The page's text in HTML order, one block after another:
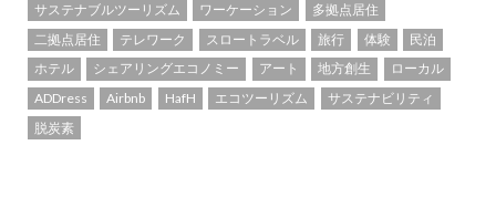
サステナブルツーリズム ワーケーション
多拠点居住
二拠点居住
テレワーク スロートラベル 旅行 体験
民泊
ホテル
シェアリングエコノミー アート 地方創生
ローカル
ADDress
Airbnb HafH エコツーリズム
サステナビリティ
脱炭素